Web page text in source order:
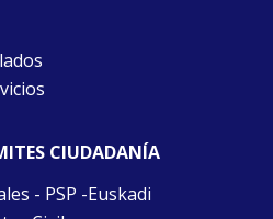
CIUDADANÍA
- PSP -Euskadi